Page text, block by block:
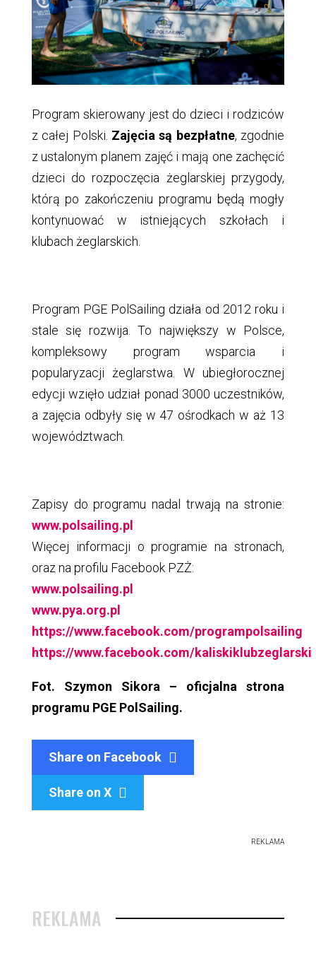
Program skierowany jest do dzieci i rodziców
z całej Polski. Zajęcia są bezpłatne, zgodnie
z ustalonym planem zajęć i mają one zachęcić
dzieci do rozpoczęcia żeglarskiej przygody,
którą po zakończeniu programu będą mogły
kontynuować w istniejących szkołach i
klubach żeglarskich.
Program PGE PolSailing działa od 2012 roku i
stale się rozwija. To największy w Polsce,
kompleksowy program wsparcia i
popularyzacji żeglarstwa. W ubiegłorocznej
edycji wzięło udział ponad 3000 uczestników,
a zajęcia odbyły się w 47 ośrodkach w aż 13
województwach.
Zapisy do programu nadal trwają na stronie:
www.polsailing.pl
Więcej informacji o programie na stronach,
oraz na profilu Facebook PZŻ:
www.polsailing.pl
www.pya.org.pl
https://www.facebook.com/programpolsailing
https://www.facebook.com/kaliskiklubzeglarski
Fot. Szymon Sikora – oficjalna strona
programu PGE PolSailing.
Share on Facebook
Share on X 
REKLAMA
REKLAMA